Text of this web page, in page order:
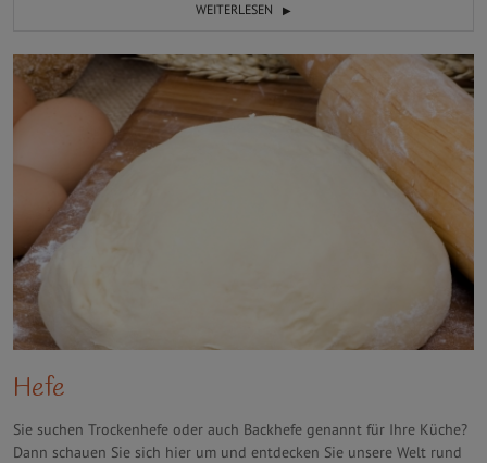
WEITERLESEN
Hefe
Sie suchen Trockenhefe oder auch Backhefe genannt für Ihre Küche?
Dann schauen Sie sich hier um und entdecken Sie unsere Welt rund